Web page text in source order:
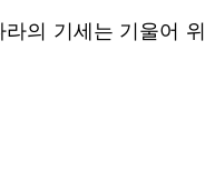
의 기세는 기울어 위